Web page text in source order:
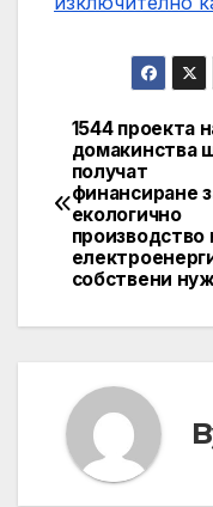
Post
1544 проекта
домакинства
получат
финансиране
екологично
производство
собствени